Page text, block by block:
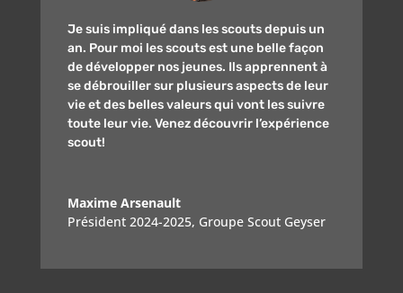
Je suis impliqué dans les scouts depuis un
an. Pour moi les scouts est une belle façon
de développer nos jeunes. Ils apprennent à
se débrouiller sur plusieurs aspects de leur
vie et des belles valeurs qui vont les suivre
toute leur vie. Venez découvrir l’expérience
scout!
Maxime Arsenault
Président 2024-2025, Groupe Scout Geyser